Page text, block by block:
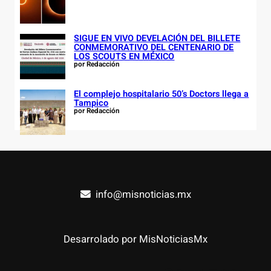
SIGUE EN VIVO DEVELACIÓN DEL BILLETE
CONMEMORATIVO DEL CENTENARIO DE
LOS SCOUTS EN MÉXICO
por Redacción
El complejo hospitalario 50’s Doctors llega a
Tampico
por Redacción
info@misnoticias.mx
Desarrolado por MisNoticiasMx